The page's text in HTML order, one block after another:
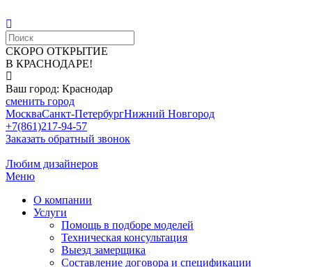
СКОРО ОТКРЫТИЕ
В КРАСНОДАРЕ!
Ваш город: Краснодар
сменить город
МоскваСанкт-ПетербургНижний Новгород
+7(861)217-94-57
Заказать обратный звонок
Любим дизайнеров
Меню
О компании
Услуги
Помощь в подборе моделей
Техническая консультация
Выезд замерщика
Составление договора и спецификации